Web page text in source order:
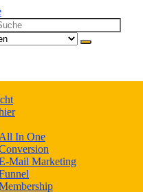
All In One
Mail Marketing